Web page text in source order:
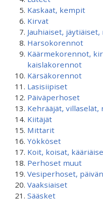
Kaskaat, kempit
Kirvat
Jauhiaiset,
Harsokorennot
Käärmekorennot,
kaislakorennot
Kärsäkorennot
Lasisiipiset
Päiväperhoset
Kehrääjät,
Kiitäjät
Mittarit
Yökköset
Koit, koisat,
Perhoset muut
Vesiperhoset,
Vaaksiaiset
Sääsket